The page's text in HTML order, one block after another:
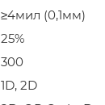
≥4мил (0,1мм)
25%
300
1D, 2D